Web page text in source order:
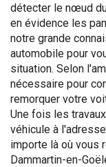
détecter le nœud
en évidence les
notre grande
automobile pour
situation. Selon
nécessaire pour
remorquer votre
Une fois les
véhicule à
importe là où vous
Dammartin-en-